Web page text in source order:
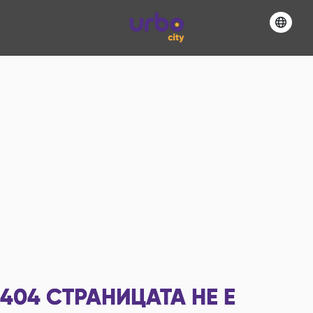
404 СТРАНИЦАТА НЕ Е